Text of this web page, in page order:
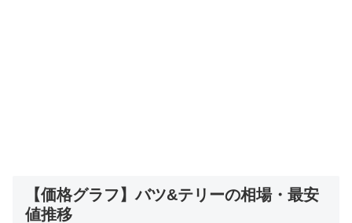
【価格グラフ】バツ&テリーの相場・最安
値推移